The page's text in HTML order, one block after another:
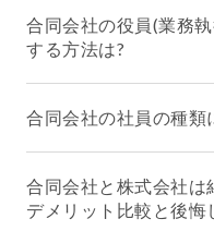
合同会社の役員(業務
する方法は?
合同会社の社員の種類
合同会社と株式会社は
デメリット比較と後悔